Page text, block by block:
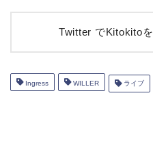
Twitter でKitokitoを
Ingress WILLER ライブ